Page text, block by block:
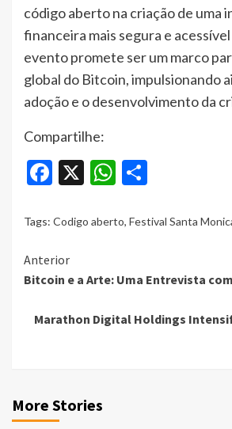
código aberto na criação de uma
financeira mais segura e
evento promete ser um marco
global do Bitcoin, impulsionando
adoção e o desenvolvimento da
Compartilhe:
Facebook
X WhatsApp
Tags: Codigo aberto, Festival Santa
Continue
Reading
Anterior
Bitcoin e a Arte: Uma Entrevista
Marathon Digital Holdings
More Stories